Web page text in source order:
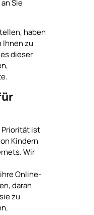
Sie
haben
Ihnen zu
dieser
Priorität ist
Kindern
Wir
Online-
daran
zu